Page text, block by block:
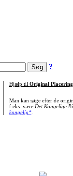
?
Hjælp til Original Placering
Man kan søge efter de
f.eks. være Det Kongelige
kongelig*.